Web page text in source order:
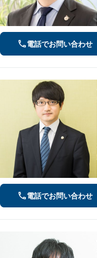
電話でお問い合わせ
電話でお問い合わせ